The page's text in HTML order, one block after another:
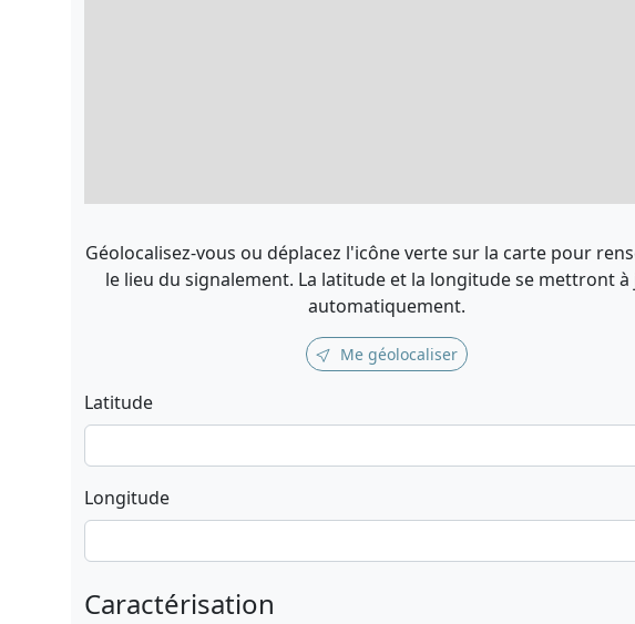
Géolocalisez-vous ou déplacez l'icône verte sur la carte pour
le lieu du signalement. La latitude et la longitude se mettront
automatiquement.
Me géolocaliser
Latitude
Longitude
Caractérisation